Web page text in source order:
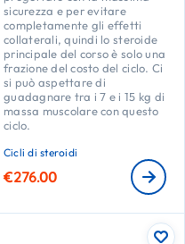
sicurezza e per evitare
completamente gli effetti
collaterali, quindi lo steroide
principale del corso è solo una
frazione del costo del ciclo. Ci
si può aspettare di
guadagnare tra i 7 e i 15 kg di
massa muscolare con questo
ciclo.
Cicli di steroidi
€276.00